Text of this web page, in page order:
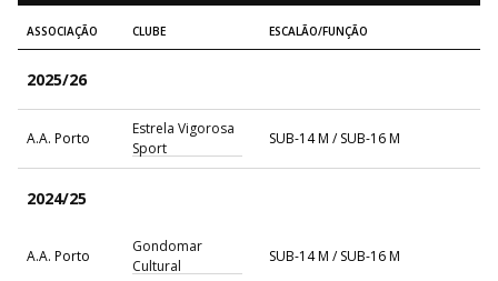
ASSOCIAÇÃO CLUBE ESCALÃO/FUNÇÃO
2025/26
A.A. Porto
Estrela Vigorosa
Sport
SUB-14 M / SUB-16 M
2024/25
A.A. Porto
Gondomar
Cultural
SUB-14 M / SUB-16 M